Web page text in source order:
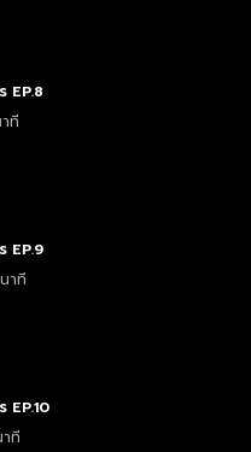
EP.8
ที
EP.9
าที
EP.10
ที